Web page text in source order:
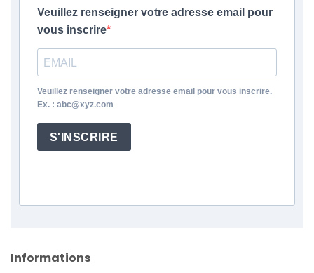
Informations
Veuillez renseigner votre adresse email pour
vous inscrire
Veuillez renseigner votre adresse email pour vous inscrire.
Ex. : abc@xyz.com
S'INSCRIRE